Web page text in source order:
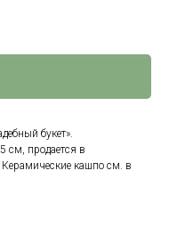
букет».
см, продается в
кашпо см. в